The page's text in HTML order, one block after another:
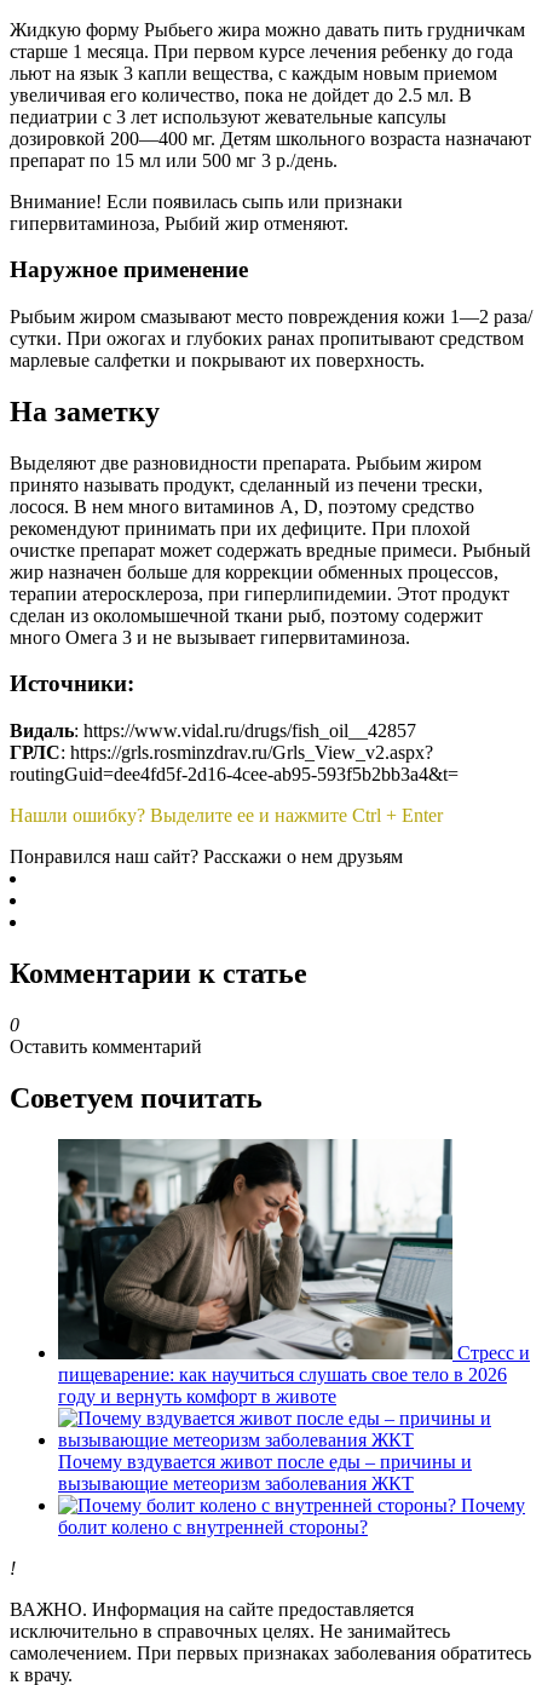
Жидкую форму Рыбьего жира можно давать пить грудничкам
старше 1 месяца. При первом курсе лечения ребенку до года
льют на язык 3 капли вещества, с каждым новым приемом
увеличивая его количество, пока не дойдет до 2.5 мл. В
педиатрии с 3 лет используют жевательные капсулы
дозировкой 200―400 мг. Детям школьного возраста назначают
препарат по 15 мл или 500 мг 3 р./день.
Внимание! Если появилась сыпь или признаки
гипервитаминоза, Рыбий жир отменяют.
Наружное применение
Рыбьим жиром смазывают место повреждения кожи 1―2 раза/
сутки. При ожогах и глубоких ранах пропитывают средством
марлевые салфетки и покрывают их поверхность.
На заметку
Выделяют две разновидности препарата. Рыбьим жиром
принято называть продукт, сделанный из печени трески,
лосося. В нем много витаминов A, D, поэтому средство
рекомендуют принимать при их дефиците. При плохой
очистке препарат может содержать вредные примеси. Рыбный
жир назначен больше для коррекции обменных процессов,
терапии атеросклероза, при гиперлипидемии. Этот продукт
сделан из околомышечной ткани рыб, поэтому содержит
много Омега 3 и не вызывает гипервитаминоза.
Источники:
Видаль: https://www.vidal.ru/drugs/fish_oil__42857
ГРЛС: https://grls.rosminzdrav.ru/Grls_View_v2.aspx?
routingGuid=dee4fd5f-2d16-4cee-ab95-593f5b2bb3a4&t=
Нашли ошибку? Выделите ее и нажмите Ctrl + Enter
Понравился наш сайт? Расскажи о нем друзьям
Комментарии к статье
0
Оставить комментарий
Советуем почитать
Стресс и
пищеварение: как научиться слушать свое тело в 2026
году и вернуть комфорт в животе
Почему вздувается живот после еды – причины и
вызывающие метеоризм заболевания ЖКТ
Почему
болит колено с внутренней стороны?
!
ВАЖНО. Информация на сайте предоставляется
исключительно в справочных целях. Не занимайтесь
самолечением. При первых признаках заболевания обратитесь
к врачу.